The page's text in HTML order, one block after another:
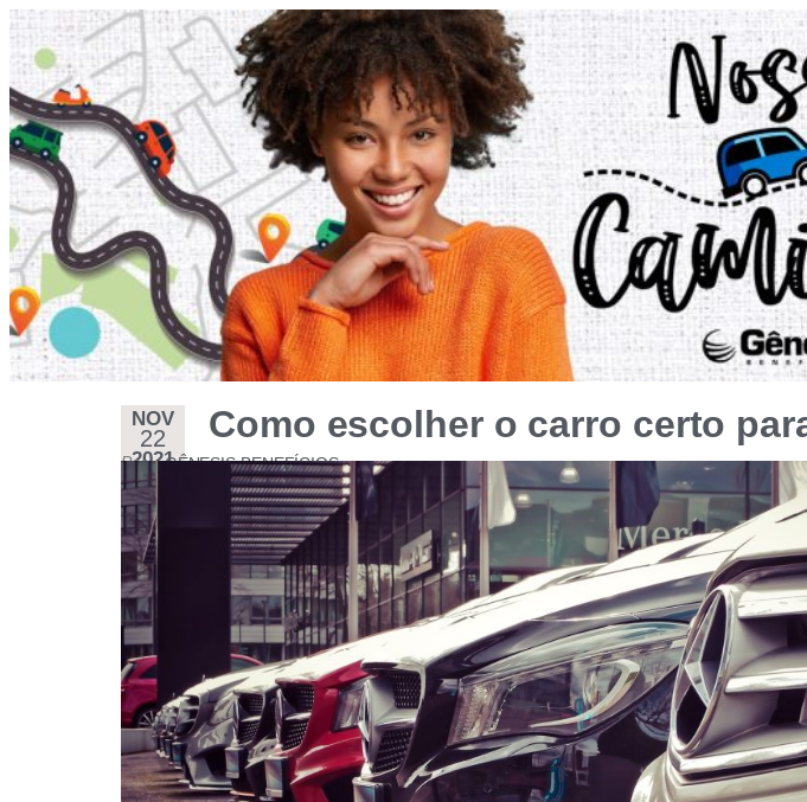
NOV
22
2021
Como escolher o carro certo
Por GÊNESIS BENEFÍCIOS